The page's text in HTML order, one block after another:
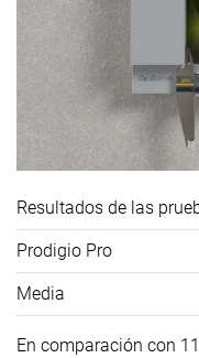
Resultados de las
Prodigio Pro
Media
En comparación con